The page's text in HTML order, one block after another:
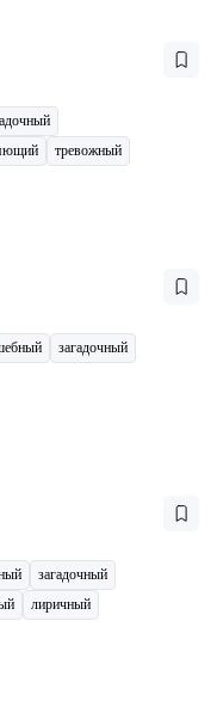
тревожный
загадочный
загадочный
лиричный